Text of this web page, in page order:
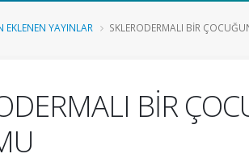
EKLENEN YAYINLAR SKLERODERMALI BİR
BİR